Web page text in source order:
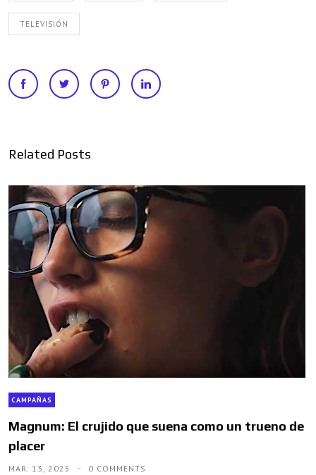
TELEVISIÓN
Related Posts
CAMPAÑAS
Magnum: El crujido que suena como un trueno de
placer
MAR. 13, 2025 0 COMMENTS